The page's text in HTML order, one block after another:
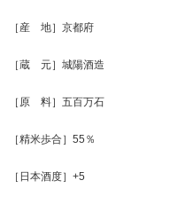
［産 地］京都府
［蔵 元］城陽酒造
［原 料］五百万石
［精米歩合］55％
［日本酒度］+5